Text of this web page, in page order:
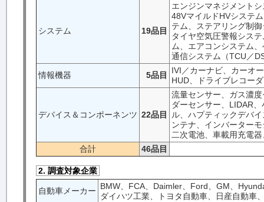
システム 19品目
エンジンマネジメント
48VマイルドHVシステ
テム、ステアリング制
タイヤ空気圧警報シス
ム、エアコンシステム
通信システム（TCU／
情報機器
5品目
IVI／カーナビ、カーオ
HUD、ドライブレコー
デバイス＆コンポーネンツ 22品目
流量センサー、ガス濃
ダーセンサー、LIDAR
ル、ハプティックデバ
ンテナ、インバーター
二次電池、車載用充電
合計
46品目
2. 調査対象企業
自動車メーカー BMW、FCA、Daimler、Ford、GM、
ダイハツ工業、トヨタ自動車、日産自動車